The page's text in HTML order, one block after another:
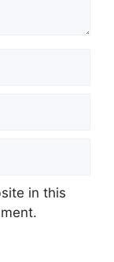
in this